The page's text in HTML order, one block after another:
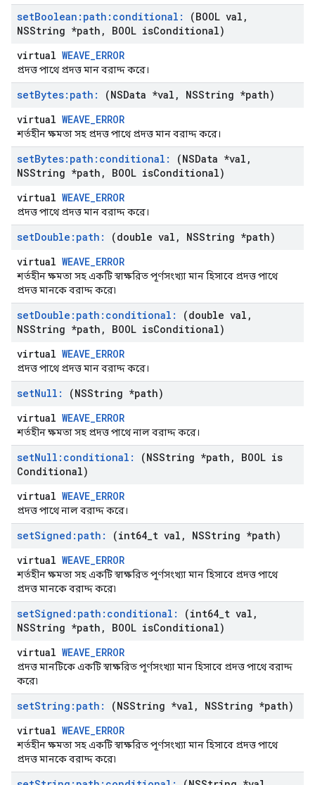
setBoolean:path:conditional: (BOOL val ,
NSString *path , BOOL isConditional)
virtual WEAVE_ERROR
প্রদত্ত পাথে প্রদত্ত মান বরাদ্দ করে।
setBytes:path: (NSData *val ,
NSString *path)
virtual WEAVE_ERROR
শর্তহীন ক্ষমতা সহ প্রদত্ত পাথে প্রদত্ত মান বরাদ্দ করে।
setBytes:path:conditional: (NSData *val ,
NSString *path , BOOL isConditional)
virtual WEAVE_ERROR
প্রদত্ত পাথে প্রদত্ত মান বরাদ্দ করে।
setDouble:path: (double val ,
NSString *path)
virtual WEAVE_ERROR
শর্তহীন ক্ষমতা সহ একটি স্বাক্ষরিত পূর্ণসংখ্যা মান হিসাবে প্রদত্ত পাথে
প্রদত্ত মানকে বরাদ্দ করে৷
setDouble:path:conditional: (double val ,
NSString *path , BOOL isConditional)
virtual WEAVE_ERROR
প্রদত্ত পাথে প্রদত্ত মান বরাদ্দ করে।
setNull:
(NSString *path)
virtual WEAVE_ERROR
শর্তহীন ক্ষমতা সহ প্রদত্ত পাথে নাল বরাদ্দ করে।
setNull:conditional: (NSString *path ,
BOOL is
Conditional)
virtual WEAVE_ERROR
প্রদত্ত পাথে নাল বরাদ্দ করে।
setSigned:path: (int64 t val ,
NSString *path)
virtual WEAVE_ERROR
শর্তহীন ক্ষমতা সহ একটি স্বাক্ষরিত পূর্ণসংখ্যা মান হিসাবে প্রদত্ত পাথে
প্রদত্ত মানকে বরাদ্দ করে৷
setSigned:path:conditional: (int64 t val ,
NSString *path , BOOL isConditional)
virtual WEAVE_ERROR
প্রদত্ত মানটিকে একটি স্বাক্ষরিত পূর্ণসংখ্যা মান হিসাবে প্রদত্ত পাথে বরাদ্দ
করে৷
setString:path: (NSString *val ,
NSString *path)
virtual WEAVE_ERROR
শর্তহীন ক্ষমতা সহ একটি স্বাক্ষরিত পূর্ণসংখ্যা মান হিসাবে প্রদত্ত পাথে
প্রদত্ত মানকে বরাদ্দ করে৷